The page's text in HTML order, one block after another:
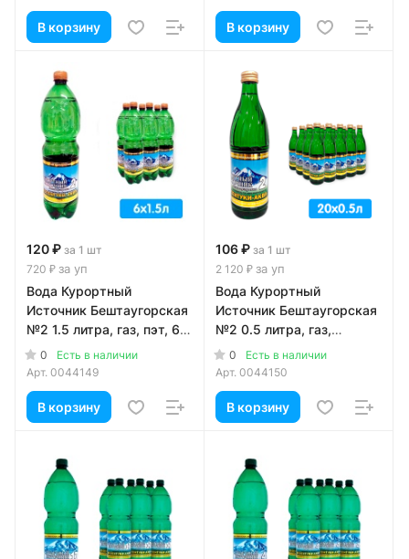
В корзину В корзину
120 ₽ за 1 шт
720 ₽ за уп
Вода Курортный
Источник Бештаугорская
№2 1.5 литра, газ, пэт, 6
шт. в уп.
0
Есть в наличии
Арт. 0044149
В корзину
106 ₽ за 1 шт
2 120 ₽ за уп
Вода Курортный
Источник Бештаугорская
№2 0.5 литра, газ,
стекло, 20 шт. в уп.
0
Есть в наличии
Арт. 0044150
В корзину